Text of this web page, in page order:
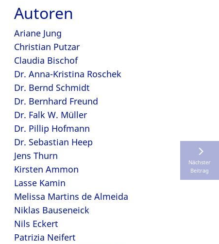
Nächster
Beitrag
Autoren
Ariane Jung
Christian Putzar
Claudia Bischof
Dr. Anna-Kristina Roschek
Dr. Bernd Schmidt
Dr. Bernhard Freund
Dr. Falk W. Müller
Dr. Pillip Hofmann
Dr. Sebastian Heep
Jens Thurn
Kirsten Ammon
Lasse Kamin
Melissa Martins de Almeida
Niklas Bauseneick
Nils Eckert
Patrizia Neifert